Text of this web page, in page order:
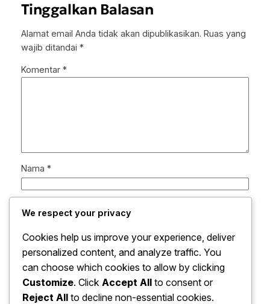
Tinggalkan Balasan
Alamat email Anda tidak akan dipublikasikan. Ruas yang
wajib ditandai *
Komentar *
Nama *
Situs Web
Simpan nama, email, dan situs web saya pada
peramban ini untuk komentar saya berikutnya.
We respect your privacy
Cookies help us improve your experience, deliver
personalized content, and analyze traffic. You
can choose which cookies to allow by clicking
Customize. Click Accept All to consent or
Reject All to decline non-essential cookies.